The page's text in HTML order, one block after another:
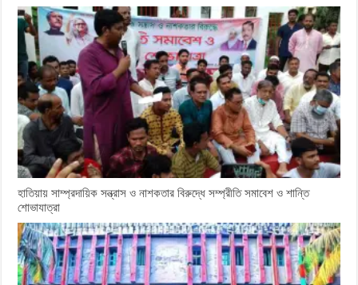
হাতিয়ায় সাম্প্রদায়িক সন্ত্রাস ও নাশকতার বিরুদ্ধে সম্প্রীতি সমাবেশ ও শান্তি
শোভাযাত্রা